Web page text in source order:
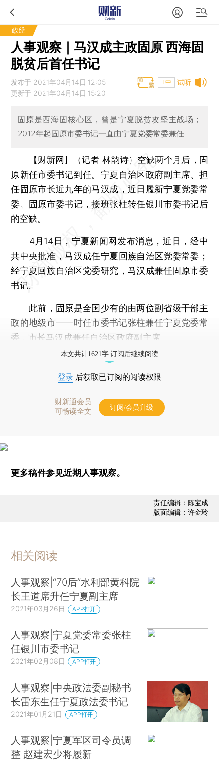
政经
人事观察｜马汉成主政固原 西海固
脱贫后首任书记
试听
发布于 2021年04月14日 12:05
更新于 2021年04月14日 15:20
T中
固原是西海固核心区，曾是宁夏脱贫攻坚主战场；
2012年起固原市委书记一直由宁夏党委常委兼任
【财新网】（记者 林韵诗） 空缺两个月后，固
原新任市委书记到任。宁夏自治区政府副主席、担
任固原市长近九年的马汉成，近日履新宁夏党委常
委、固原市委书记，接班张柱转任银川市委书记后
的空缺。
4月14日，宁夏新闻网发布消息，近日，经中
共中央批准，马汉成任宁夏回族自治区党委常委；
经宁夏回族自治区党委研究，马汉成兼任固原市委
书记。
此前，固原是全国少有的由两位副省级干部主
政的地级市——时任市委书记张柱兼任宁夏党委常
委，市长马汉成兼任自治区政府副主席。
本文共计1621字 订阅后继续阅读
登录 后获取已订阅的阅读权限
财新通会员
可畅读全文
订阅/会员升级
更多稿件参见近期 人事观察。
责任编辑：陈宝成
版面编辑：许金玲
相关阅读
人事观察|“70后”水利部黄科院
长王道席升任宁夏副主席
2021年03月26日 APP打开
人事观察|宁夏党委常委张柱
任银川市委书记
2021年02月08日 APP打开
人事观察|中央政法委副秘书
长雷东生任宁夏政法委书记
2021年01月21日 APP打开
人事观察|宁夏军区司令员调
整 赵建宏少将履新